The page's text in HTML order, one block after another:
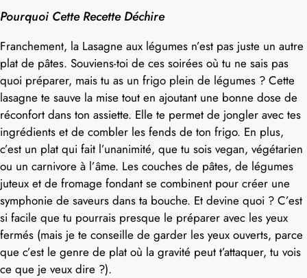
Pourquoi Cette Recette Déchire
Franchement, la Lasagne aux légumes n’est pas juste un autre
plat de pâtes. Souviens-toi de ces soirées où tu ne sais pas
quoi préparer, mais tu as un frigo plein de légumes ? Cette
lasagne te sauve la mise tout en ajoutant une bonne dose de
réconfort dans ton assiette. Elle te permet de jongler avec tes
ingrédients et de combler les fends de ton frigo. En plus,
c’est un plat qui fait l’unanimité, que tu sois vegan, végétarien
ou un carnivore à l’âme. Les couches de pâtes, de légumes
juteux et de fromage fondant se combinent pour créer une
symphonie de saveurs dans ta bouche. Et devine quoi ? C’est
si facile que tu pourrais presque le préparer avec les yeux
fermés (mais je te conseille de garder les yeux ouverts, parce
que c’est le genre de plat où la gravité peut t’attaquer, tu vois
ce que je veux dire ?).